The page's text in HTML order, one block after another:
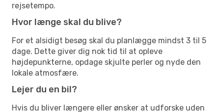
rejsetempo.
Hvor længe skal du blive?
For et alsidigt besøg skal du planlægge mindst 3 til 5
dage. Dette giver dig nok tid til at opleve
højdepunkterne, opdage skjulte perler og nyde den
lokale atmosfære.
Lejer du en bil?
Hvis du bliver længere eller ønsker at udforske uden